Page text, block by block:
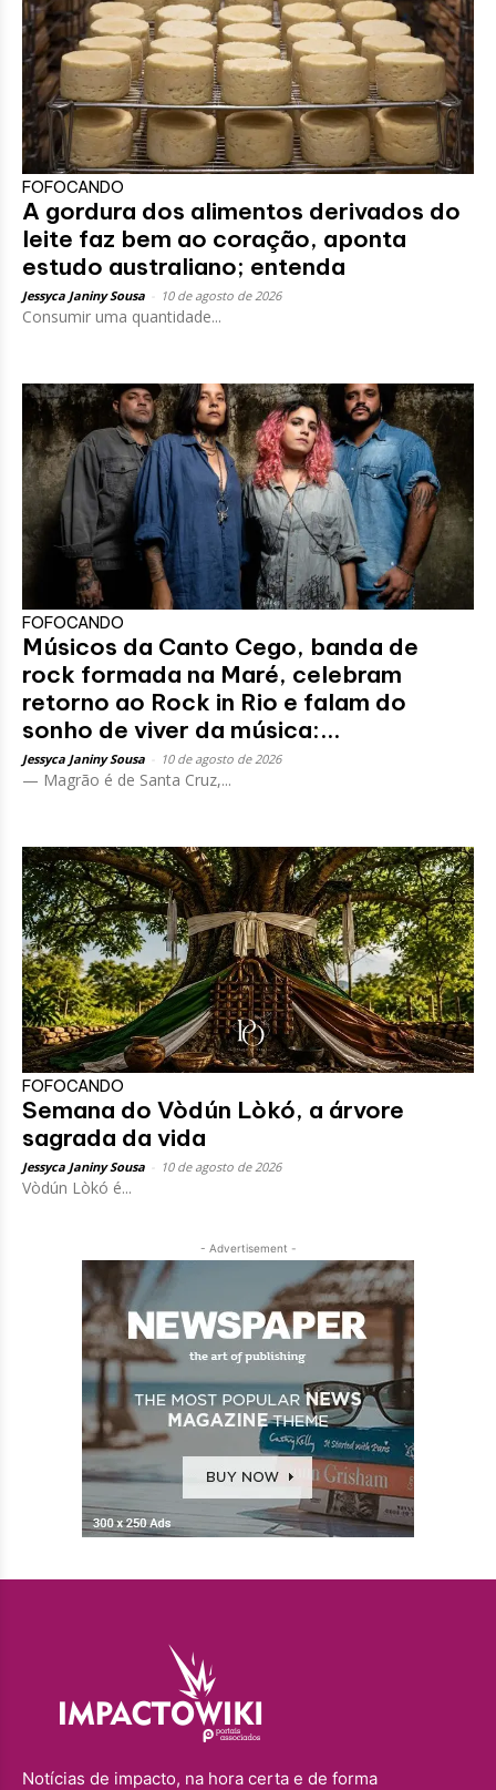
FOFOCANDO
A gordura dos alimentos derivados do
leite faz bem ao coração, aponta
estudo australiano; entenda
Jessyca Janiny Sousa 10 de agosto de 2026
Consumir uma quantidade...
FOFOCANDO
Músicos da Canto Cego, banda de
rock formada na Maré, celebram
retorno ao Rock in Rio e falam do
sonho de viver da música:...
Jessyca Janiny Sousa 10 de agosto de 2026
— Magrão é de Santa Cruz,...
FOFOCANDO
Semana do Vòdún Lòkó, a árvore
sagrada da vida
Jessyca Janiny Sousa 10 de agosto de 2026
Vòdún Lòkó é...
- Advertisement -
Notícias de impacto, na hora certa e de forma